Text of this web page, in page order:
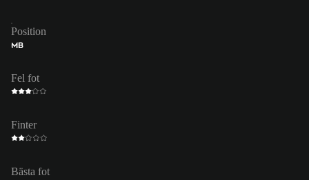
Position
MB
Fel fot
Finter
Bästa fot